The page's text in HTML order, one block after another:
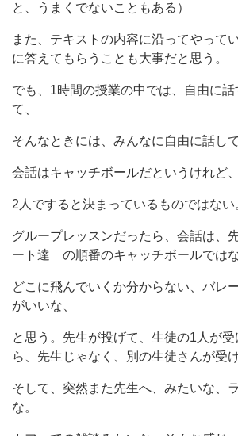
と、うまくでないこともある）
また、テキストの内容に沿ってやって
に答えてもらうことも大事だと思う。
でも、1時間の授業の中では、自由に
て、
そんなときには、みんなに自由に話し
会話はキャッチボールだというけれど、
2人ですると決まっているものではない
グループレッスンだったら、会話は
ート達 の順番のキャッチボールではな
どこに飛んでいくか分からない、バレ
がいいな、
と思う。先生が投げて、生徒の1人が
ら、先生じゃなく、別の生徒さんが受
そして、突然また先生へ、みたいな、
な。